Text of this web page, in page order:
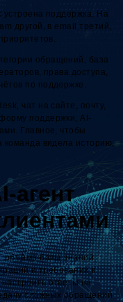
устроена поддержка. На
другой, в email третий,
обращений, база
права доступа,
по поддержке.
чат на сайте, почту,
поддержки, AI-
Главное, чтобы
видела историю,
агент
объёма базы знаний,
и требований к
ответы на
сложных обращений